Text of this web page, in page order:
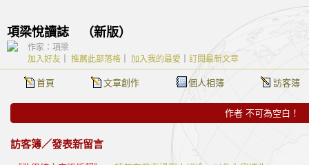
項梁悅讀誌 （新版）
首頁 文章創作 個人相簿 訪客簿
加入好友 推薦此部落格 加入我的最愛 訂閱最新文章
作家：項梁
作者 不可為空白！
訪客簿／發表新留言